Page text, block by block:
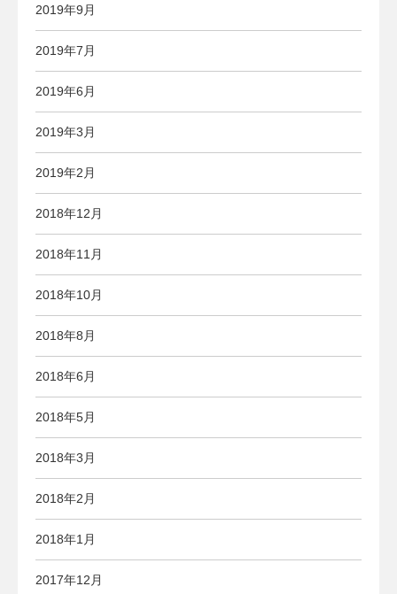
2019年9月
2019年7月
2019年6月
2019年3月
2019年2月
2018年12月
2018年11月
2018年10月
2018年8月
2018年6月
2018年5月
2018年3月
2018年2月
2018年1月
2017年12月